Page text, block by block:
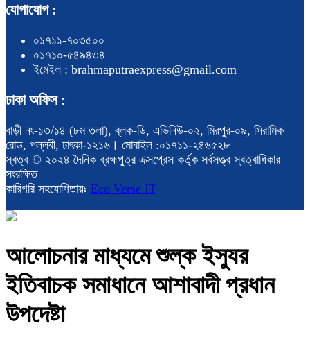
যোগাযোগ :
০১৭১১-৭০৩৫০০
০১৭১০-৫৪৯৪৩৪
ইমেইল : brahmaputraexpress@gmail.com
ঢাকা অফিস :
বাড়ী নং-১৩/১৪ (৮ম তলা), ব্লক-ডি, এভিনিউ-০২, মিরপুর-০৯, সিরামিক
রোড, পল্লবী, ঢাৎকা-১২১৬। মোবাইল :০১৭১১-২৪৬৫২৮
স্বত্ব © ২০২৪ দৈনিক ব্রহ্মপুত্র এক্সপ্রেস কর্তৃক সর্বসত্ত্ব স্বত্বাধিকার
সংরক্ষিত
কারিগরি সহযোগিতায়ঃ Eco Verse IT
আলোচনার মাধ্যমে শুল্ক ইস্যুর
ইতিবাচক সমাধানে আশাবাদী প্রধান
উপদেষ্টা